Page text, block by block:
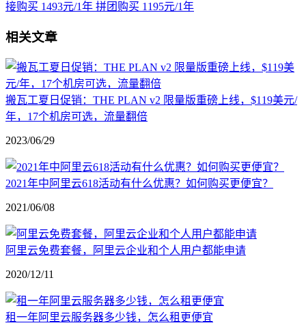
接购买 1493元/1年 拼团购买 1195元/1年
相关文章
搬瓦工夏日促销：THE PLAN v2 限量版重磅上线，$119美元/
年，17个机房可选，流量翻倍
2023/06/29
2021年中阿里云618活动有什么优惠？如何购买更便宜？
2021/06/08
阿里云免费套餐，阿里云企业和个人用户都能申请
2020/12/11
租一年阿里云服务器多少钱，怎么租更便宜